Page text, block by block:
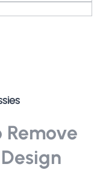
Remove